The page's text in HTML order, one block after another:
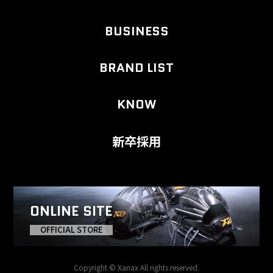
BUSINESS
BRAND LIST
KNOW
新卒採用
ONLINE SITE
OFFICIAL STORE
Copyright © Xanax All rights reserved.